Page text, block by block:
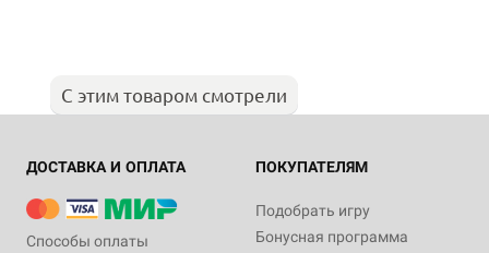
С этим товаром смотрели
ДОСТАВКА И ОПЛАТА
Способы оплаты
ПОКУПАТЕЛЯМ
Подобрать игру
Бонусная программа